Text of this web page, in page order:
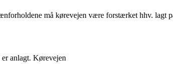
må kørevejen være forstærket hhv. lagt
anlagt. Kørevejen